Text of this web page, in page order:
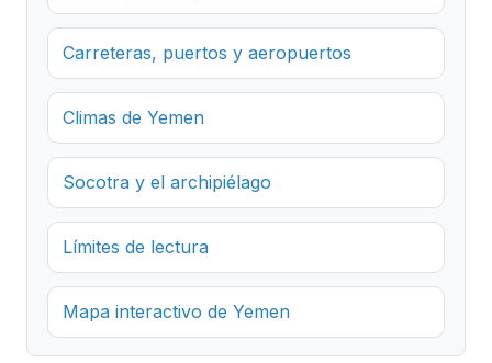
Carreteras, puertos y aeropuertos
Climas de Yemen
Socotra y el archipiélago
Límites de lectura
Mapa interactivo de Yemen